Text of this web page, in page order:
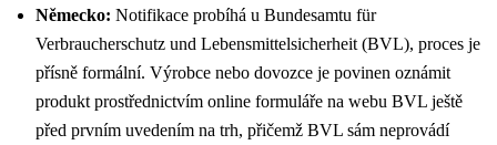
Německo: Notifikace probíhá u Bundesamtu für
Verbraucherschutz und Lebensmittelsicherheit (BVL), proces je
přísně formální. Výrobce nebo dovozce je povinen oznámit
produkt prostřednictvím online formuláře na webu BVL ještě
před prvním uvedením na trh, přičemž BVL sám neprovádí